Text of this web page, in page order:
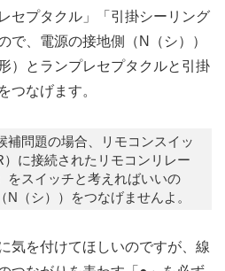
セプタクル」「引掛シーリング
で、電源の接地側（N（シ））
）とランプレセプタクルと引掛
つなげます。
問題の場合、リモコンスイッ
に接続されたリモコンリレー
をスイッチと考えればいいの
（シ））をつなげませんよ。
気を付けてほしいのですが、線